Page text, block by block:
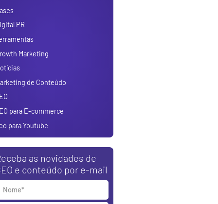
PR
Marketing
de Conteúdo
para E-commerce
para Youtube
as novidades de
e conteúdo por e-mail